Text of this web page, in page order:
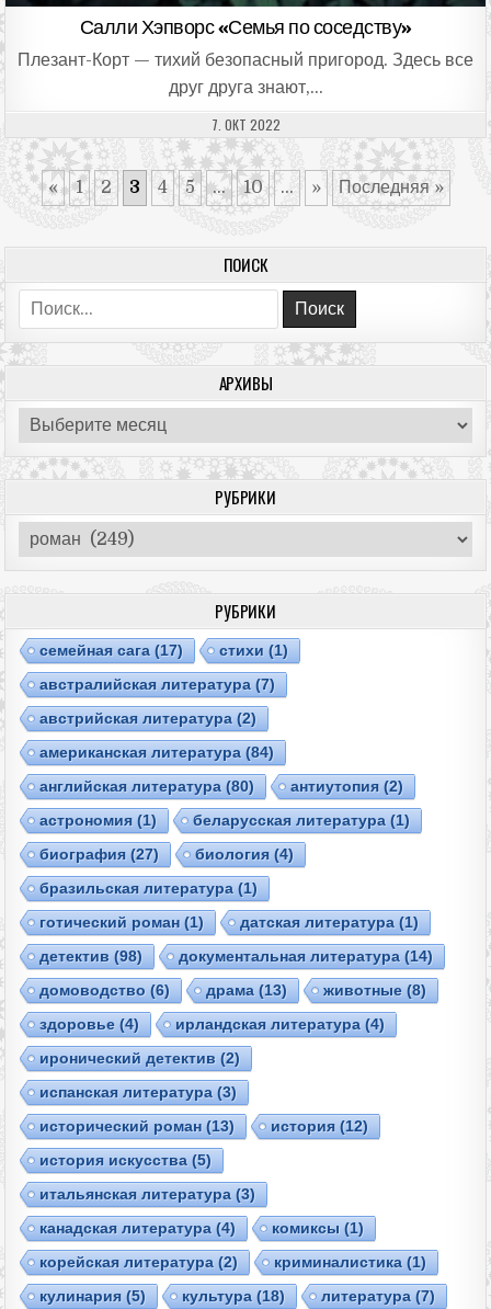
Салли Хэпворс «Семья по соседству»
Плезант-Корт — тихий безопасный пригород. Здесь все
друг друга знают,…
ДАТА ПУБЛИКАЦИИ:
7. ОКТ 2022
« 1 2 3 4 5 ... 10 ... » Последняя »
ПОИСК
Поиск:
АРХИВЫ
Архивы
РУБРИКИ
Рубрики
РУБРИКИ
cемейная сага(17) cтихи(1)
австралийская литература(7)
австрийская литература(2)
американская литература(84)
английская литература(80) антиутопия(2)
астрономия(1) беларусская литература(1)
биография(27) биология(4)
бразильская литература(1)
готический роман(1) датская литература(1)
детектив(98) документальная литература(14)
домоводство(6) драма(13) животные(8)
здоровье(4) ирландская литература(4)
иронический детектив(2)
испанская литература(3)
исторический роман(13) история(12)
история искусства(5)
итальянская литература(3)
канадская литература(4) комиксы(1)
корейская литература(2) криминалистика(1)
кулинария(5) культура(18) литература(7)